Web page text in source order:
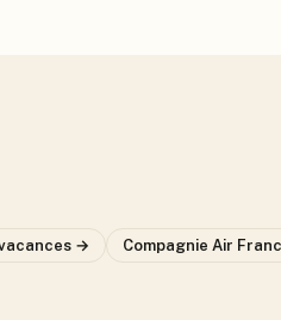
→ Compagnie Air